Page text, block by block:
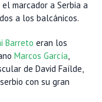
marcador a Serbia a
a los balcánicos.
Barreto eran los
Marcos García,
de David Faílde,
con su gran